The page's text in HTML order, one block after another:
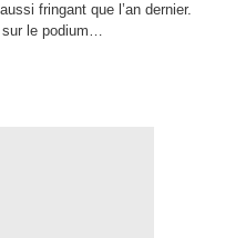
fringant que l’an dernier.
sur le podium…